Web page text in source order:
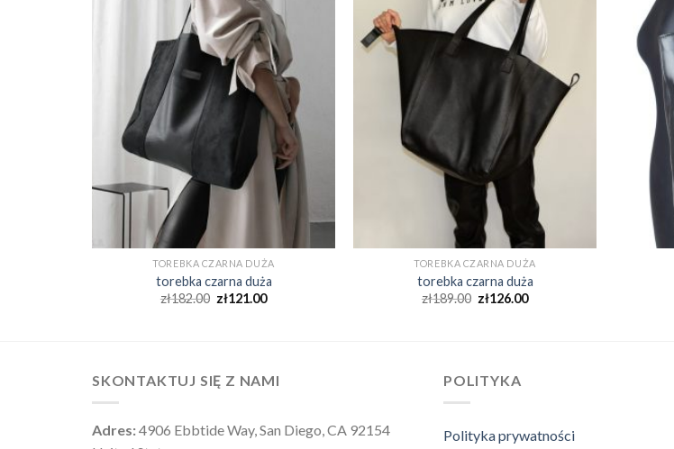
TOREBKA CZARNA DUŻA
torebka czarna duża
zł182.00 zł121.00
TOREBKA CZARNA DUŻA
torebka czarna duża
zł189.00 zł126.00
SKONTAKTUJ SIĘ Z NAMI
Adres:4906 Ebbtide Way, San Diego, CA 92154
POLITYKA
Polityka prywatności